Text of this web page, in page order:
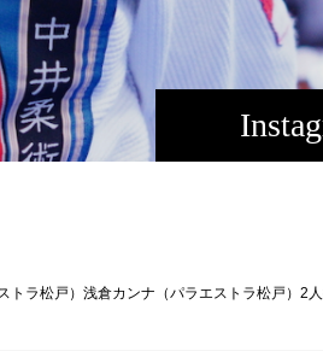
ンナ（パラエストラ松戸）2人揃って勝利しました！ 素晴らしい活躍です。